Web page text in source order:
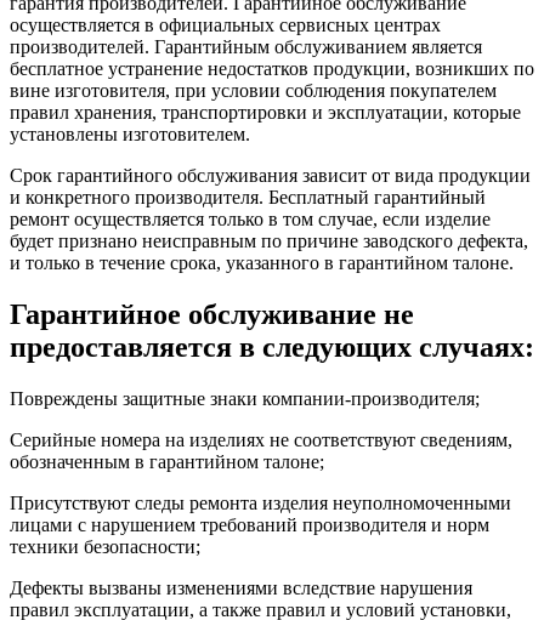
осуществляется в официальных сервисных центрах
производителей. Гарантийным обслуживанием является
бесплатное устранение недостатков продукции, возникших по
вине изготовителя, при условии соблюдения покупателем
правил хранения, транспортировки и эксплуатации, которые
установлены изготовителем.
Срок гарантийного обслуживания зависит от вида продукции
и конкретного производителя. Бесплатный гарантийный
ремонт осуществляется только в том случае, если изделие
будет признано неисправным по причине заводского дефекта,
и только в течение срока, указанного в гарантийном талоне.
Гарантийное обслуживание не
предоставляется в следующих случаях:
Повреждены защитные знаки компании-производителя;
Серийные номера на изделиях не соответствуют сведениям,
обозначенным в гарантийном талоне;
Присутствуют следы ремонта изделия неуполномоченными
лицами с нарушением требований производителя и норм
техники безопасности;
Дефекты вызваны изменениями вследствие нарушения
правил эксплуатации, а также правил и условий установки,